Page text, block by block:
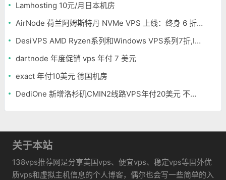
Lamhosting 10元/月日本机房
AirNode 荷兰阿姆斯特丹 NVMe VPS 上线：终身 6 折，€1.99/月起，2.5Tbit/s DDoS 防护
DesiVPS AMD Ryzen系列和Windows VPS系列7折,Intel系列年付11.6美元
dartnode 年度促销 vps 年付 7 美元
exact 年付10美元 德国机房
DediOne 新增洛杉矶CMIN2线路VPS年付20美元 不限流量
关于本站
138vps推荐网是分享美国vps、便宜vps、稳定vps等国外优
质vps和虚拟主机信息的个人博客，偶尔也会写一些简单的入